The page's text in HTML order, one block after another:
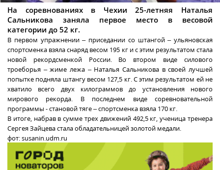
Hа соревнованиях в Чехии 25-летняя Наталья
Сальникова заняла первое место в весовой
категории до 52 кг.
В первом упражнении – приседании со штангой – ульяновская
спортсменка взяла снаряд весом 195 кг и с этим результатом стала
новой рекордсменкой России. Во втором виде силового
троеборья – жиме лежа – Наталья Сальникова в своей лучшей
попытке подняла штангу весом 127,5 кг. С этим результатом ей не
хватило всего двух килограммов до установления нового
мирового рекорда. В последнем виде соревновательной
программы - становой тяге – спортсменка взяла 170 кг.
В итоге, набрав в сумме трех движений 492,5 кг, ученица тренера
Сергея Зайцева стала обладательницей золотой медали.
фот: susanin.udm.ru